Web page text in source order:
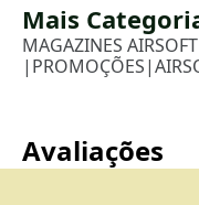
Mais
MAGAZINES AIRSOFT
| PROMOÇÕES|
Avaliações